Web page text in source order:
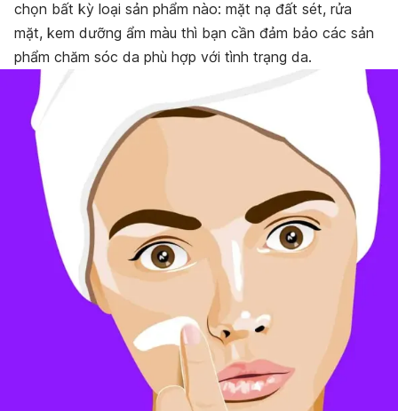
chọn bất kỳ loại sản phẩm nào: mặt nạ đất sét, rửa
mặt, kem dưỡng ẩm màu thì bạn cần đảm bảo các sản
phẩm chăm sóc da phù hợp với tình trạng da.